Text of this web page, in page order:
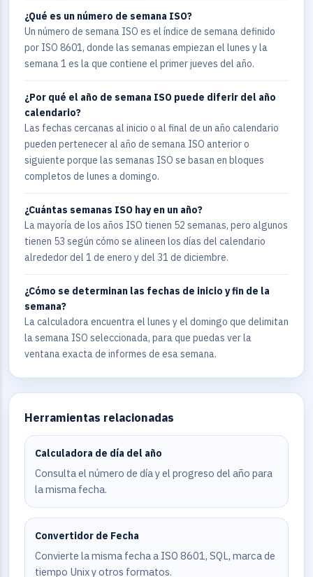
¿Qué es un número de semana ISO?
Un número de semana ISO es el índice de semana definido
por ISO 8601, donde las semanas empiezan el lunes y la
semana 1 es la que contiene el primer jueves del año.
¿Por qué el año de semana ISO puede diferir del año
calendario?
Las fechas cercanas al inicio o al final de un año calendario
pueden pertenecer al año de semana ISO anterior o
siguiente porque las semanas ISO se basan en bloques
completos de lunes a domingo.
¿Cuántas semanas ISO hay en un año?
La mayoría de los años ISO tienen 52 semanas, pero algunos
tienen 53 según cómo se alineen los días del calendario
alrededor del 1 de enero y del 31 de diciembre.
¿Cómo se determinan las fechas de inicio y fin de la
semana?
La calculadora encuentra el lunes y el domingo que delimitan
la semana ISO seleccionada, para que puedas ver la
ventana exacta de informes de esa semana.
Herramientas relacionadas
Calculadora de día del año
Consulta el número de día y el progreso del año para
la misma fecha.
Convertidor de Fecha
Convierte la misma fecha a ISO 8601, SQL, marca de
tiempo Unix y otros formatos.